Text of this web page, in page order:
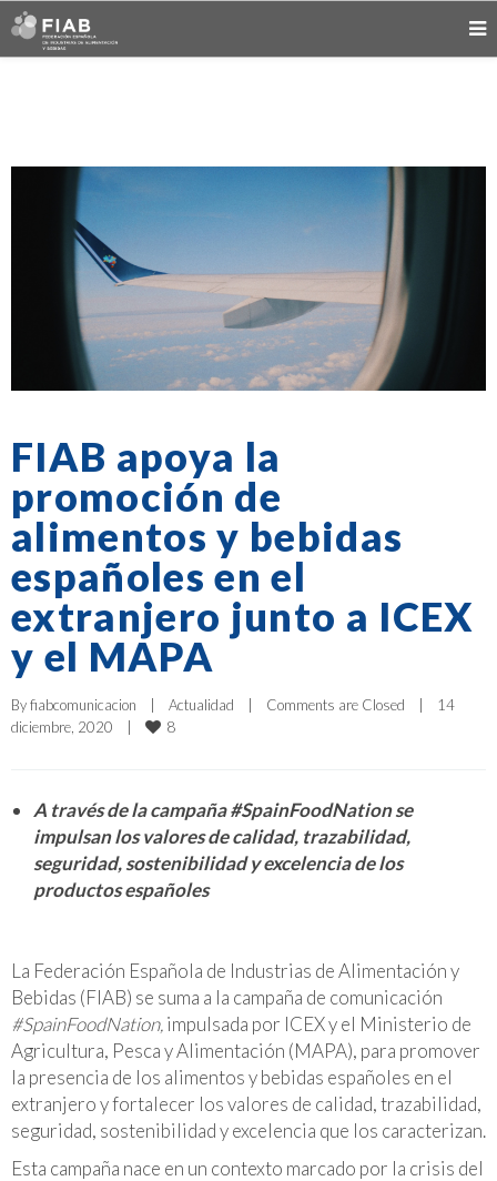
FIAB apoya la
promoción de
alimentos y bebidas
españoles en el
extranjero junto a ICEX
y el MAPA
By fiabcomunicacion Actualidad Comments are Closed
14
diciembre, 2020
8
A través de la campaña #SpainFoodNation se
impulsan los valores de calidad, trazabilidad,
seguridad, sostenibilidad y excelencia de los
productos españoles
La Federación Española de Industrias de Alimentación y
Bebidas (FIAB) se suma a la campaña de comunicación
#SpainFoodNation,impulsada por ICEX y el Ministerio de
Agricultura, Pesca y Alimentación (MAPA), para promover
la presencia de los alimentos y bebidas españoles en el
extranjero y fortalecer los valores de calidad, trazabilidad,
seguridad, sostenibilidad y excelencia que los caracterizan.
Esta campaña nace en un contexto marcado por la crisis del